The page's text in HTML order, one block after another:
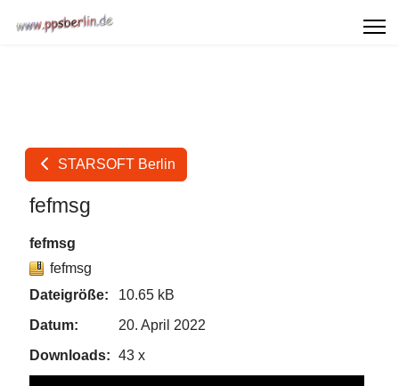
STARSOFT Berlin
fefmsg
fefmsg
fefmsg
Dateigröße:
10.65 kB
Datum:
20. April 2022
Downloads: 43 x